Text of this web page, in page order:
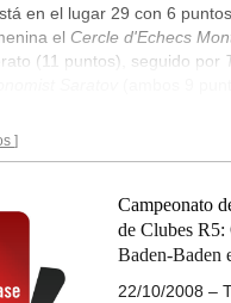
en el lugar 29 con 6
el Cercle d'Echecs
(11 puntos), seguido por
Campeonato
de Clubes R5:
Baden-Baden
22/10/2008 –